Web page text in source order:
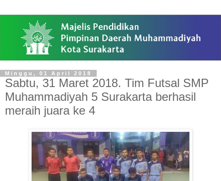
Minggu, 01 April 2018
Sabtu, 31 Maret 2018. Tim Futsal SMP
Muhammadiyah 5 Surakarta berhasil
meraih juara ke 4